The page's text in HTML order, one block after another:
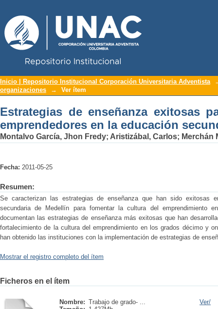
Estrategias de enseñanza exitosas
educación secundaria
Inicio | Repositorio Institucional Corporación Universitaria Adventista
organizaciones
→ Ver ítem
Estrategias de enseñanza exitosas
emprendedores en la educación
Montalvo García, Jhon Fredy; Aristizábal, Carlos; Merchán
Fecha: 2011-05-25
Resumen:
Se caracterizan las estrategias de enseñanza que han sido exitosas
secundaria de Medellín para fomentar la cultura del emprendimiento
documentan las estrategias de enseñanza más exitosas que han
fortalecimiento de la cultura del emprendimiento en los grados décimo y
han obtenido las instituciones con la implementación de estrategias de
Mostrar el registro completo del ítem
Ficheros en el ítem
Nombre: Trabajo de grado- ...
Ver/